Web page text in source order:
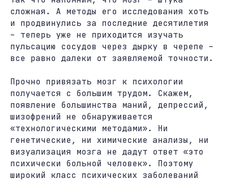
сложная. А методы его исследования хоть
и продвинулись за последние десятилетия
– теперь уже не приходится изучать
пульсацию сосудов через дырку в черепе –
все равно далеки от заявляемой точности.
Прочно привязать мозг к психологии
получается с большим трудом. Скажем,
появление большинства маний, депрессий,
шизофрений не обнаруживается
«технологическими методами». Ни
генетические, ни химические анализы, ни
визуализация мозга не дадут ответ «это
психически больной человек». Поэтому
широкий класс психических заболеваний